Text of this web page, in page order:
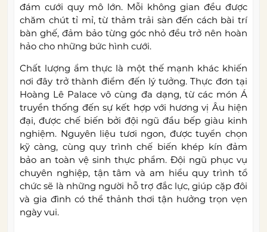
đám cưới quy mô lớn. Mỗi không gian đều được
chăm chút tỉ mỉ, từ thảm trải sàn đến cách bài trí
bàn ghế, đảm bảo từng góc nhỏ đều trở nên hoàn
hảo cho những bức hình cưới.
Chất lượng ẩm thực là một thế mạnh khác khiến
nơi đây trở thành điểm đến lý tưởng. Thực đơn tại
Hoàng Lê Palace vô cùng đa dạng, từ các món Á
truyền thống đến sự kết hợp với hương vị Âu hiện
đại, được chế biến bởi đội ngũ đầu bếp giàu kinh
nghiệm. Nguyên liệu tươi ngon, được tuyển chọn
kỹ càng, cùng quy trình chế biến khép kín đảm
bảo an toàn vệ sinh thực phẩm. Đội ngũ phục vụ
chuyên nghiệp, tận tâm và am hiểu quy trình tổ
chức sẽ là những người hỗ trợ đắc lực, giúp cặp đôi
và gia đình có thể thảnh thơi tận hưởng trọn vẹn
ngày vui.